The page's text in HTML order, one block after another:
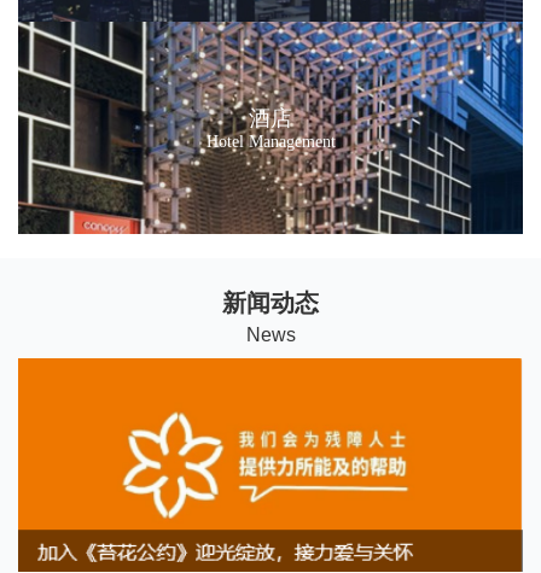
酒店
Hotel Management
新闻动态
News